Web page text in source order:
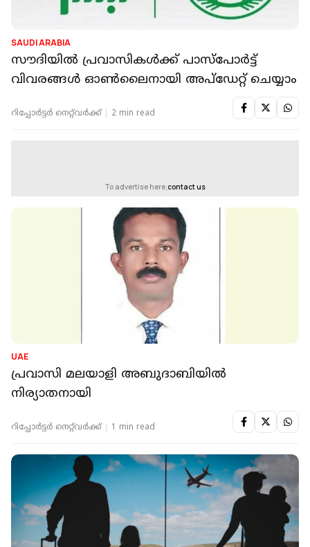
SAUDI ARABIA
സൗദിയിൽ പ്രവാസികൾക്ക് പാസ്പോർട്ട്
വിവരങ്ങൾ ഓൺലൈനായി അപ്ഡേറ്റ് ചെയ്യാം
റിപ്പോർട്ടർ നെറ്റ്‌വര്‍ക്ക്‌ 2 min read
To advertise here, contact us
UAE
പ്രവാസി മലയാളി അബുദാബിയില്‍
നിര്യാതനായി
റിപ്പോർട്ടർ നെറ്റ്‌വര്‍ക്ക്‌ 1 min read